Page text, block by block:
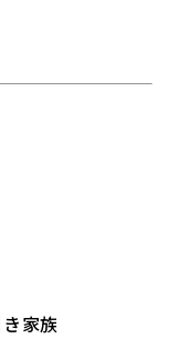
家族